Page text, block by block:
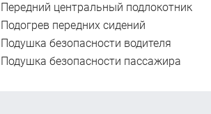
Передний центральный подлокотник
Подогрев передних сидений
Подушка безопасности водителя
Подушка безопасности пассажира